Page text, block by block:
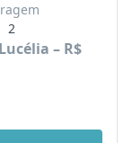
2
– R$